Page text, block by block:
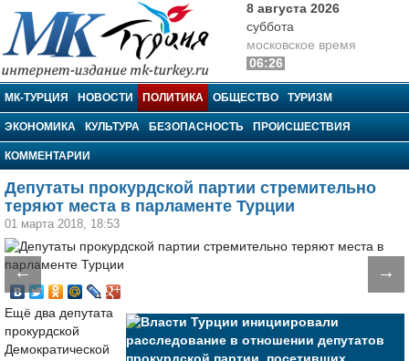
МК-Турция
8 августа 2026
суббота
московское время
06:26
МК-ТУРЦИЯ НОВОСТИ ПОЛИТИКА ОБЩЕСТВО ТУРИЗМ
ЭКОНОМИКА КУЛЬТУРА БЕЗОПАСНОСТЬ ПРОИСШЕСТВИЯ
КОММЕНТАРИИ
Депутаты прокурдской партии стремительно
теряют места в парламенте Турции
01 марта 2018, 18:53
← →
Ещё два депутата
прокурдской
Демократической